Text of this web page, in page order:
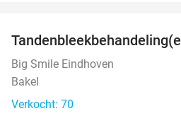
Big Smile Eindhoven
Bakel
Verkocht: 70